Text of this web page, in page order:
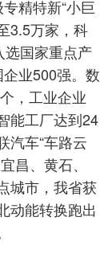
精特新“小巨
3.5万家，科
选国家重点产
业500强。数
，工业企业
能工厂达到24
汽车“车路云
昌、黄石、
城市，我省获
动能转换跑出